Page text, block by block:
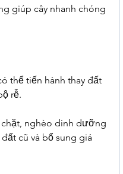
giúp cây nhanh chóng
thể tiến hành thay đất
rễ.
nghèo dinh dưỡng
cũ và bổ sung giá